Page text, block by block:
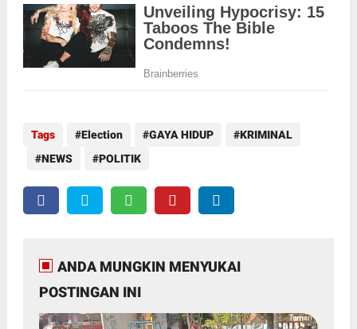
Tags Election GAYA HIDUP
KRIMINAL
NEWS
POLITIK
ANDA MUNGKIN MENYUKAI
POSTINGAN INI